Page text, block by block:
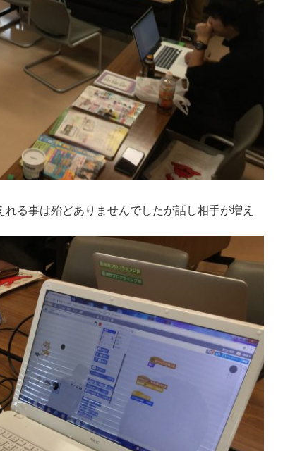
る事は殆どありませんでしたが話し相手が増え